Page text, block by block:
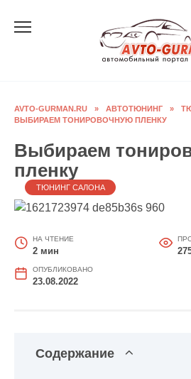
AVTO-GURMAN.RU » АВТОТЮНИНГ »
ВЫБИРАЕМ ТОНИРОВОЧНУЮ ПЛЕНКУ
Выбираем
пленку
ТЮНИНГ САЛОНА
НА ЧТЕНИЕ
2 мин
ОПУБЛИКОВАНО
23.08.2022
Содержание